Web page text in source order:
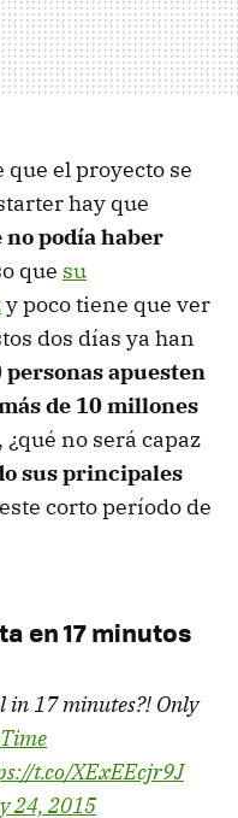
el proyecto se
hay que
podía haber
que su
y poco tiene que ver
dos días ya han
personas apuesten
de 10 millones
no será capaz
sus principales
corto período de
en 17 minutos
in 17 minutes?! Only
t.co/XExEEcjr9J
24, 2015